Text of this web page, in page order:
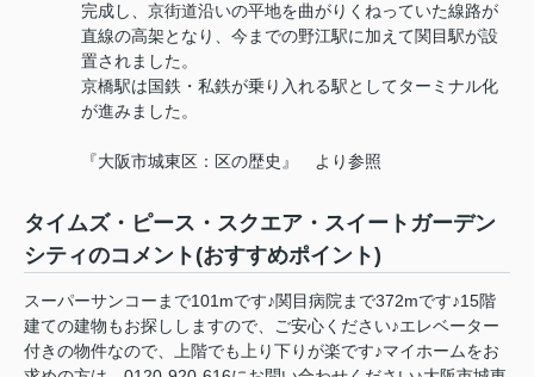
完成し、京街道沿いの平地を曲がりくねっていた線路が
直線の高架となり、今までの野江駅に加えて関目駅が設
置されました。
京橋駅は国鉄・私鉄が乗り入れる駅としてターミナル化
が進みました。
『大阪市城東区：区の歴史』 より参照
タイムズ・ピース・スクエア・スイートガーデン
シティのコメント(おすすめポイント)
スーパーサンコーまで101mです♪関目病院まで372mです♪15階
建ての建物もお探ししますので、ご安心ください♪エレベーター
付きの物件なので、上階でも上り下りが楽です♪マイホームをお